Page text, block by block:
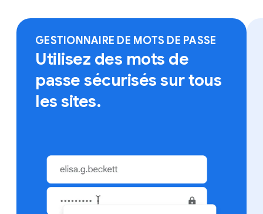
passe enregistrés et bien plus.
GESTIONNAIRE DE MOTS DE PASSE
Utilisez des mots de
passe sécurisés sur tous
les sites.